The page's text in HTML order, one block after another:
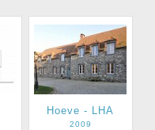
Hoeve - LHA
2009